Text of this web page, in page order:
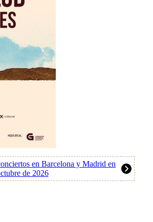
en Barcelona y Madrid en
de 2026